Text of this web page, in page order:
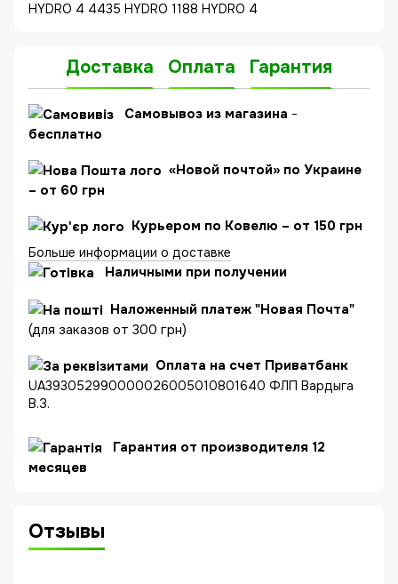
HYDRO 4 4435 HYDRO 1188 HYDRO 4
Доставка Оплата Гарантия
Cамовывоз из магазина -
бесплатно
«Новой почтой» по Украине
– от 60 грн
Курьером по Ковелю – от 150 грн
Больше информации о доставке
Наличными при получении
Наложенный платеж "Новая Почта"
(для заказов от 300 грн)
Оплата на счет Приватбанк
UA393052990000026005010801640 ФЛП Вардыга
В.З.
Гарантия от производителя 12
месяцев
Отзывы